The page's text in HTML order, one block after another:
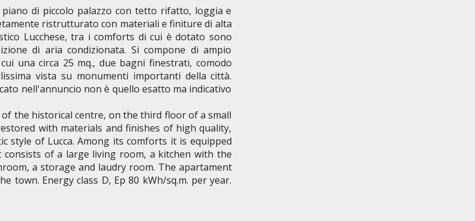
di piccolo palazzo con tetto rifatto, loggia e
ristrutturato con materiali e finiture di alta
Lucchese, tra i comforts di cui è dotato sono
di aria condizionata. Si compone di ampio
una circa 25 mq., due bagni finestrati, comodo
vista su monumenti importanti della città.
nell'annuncio non è quello esatto ma indicativo
of the historical centre, on the third floor of a small
with materials and finishes of high quality,
style of Lucca. Among its comforts it is equipped
of a large living room, a kitchen with the
a storage and laudry room. The apartament
Energy class D, Ep 80 kWh/sq.m. per year.